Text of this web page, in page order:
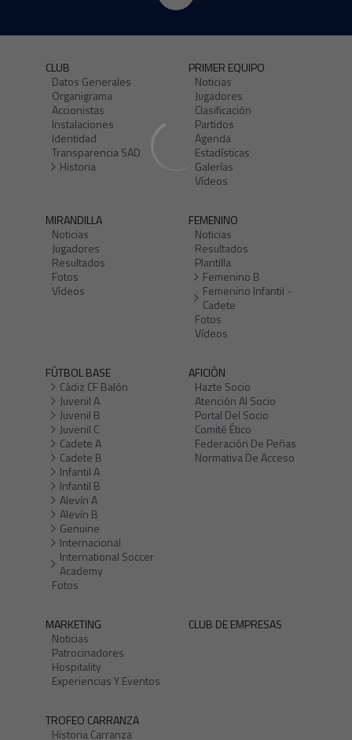
CLUB
Datos Generales
Organigrama
Accionistas
Instalaciones
Identidad
Transparencia SAD
Historia
PRIMER EQUIPO
Noticias
Jugadores
Clasificación
Partidos
Agenda
Estadísticas
Galerías
Vídeos
MIRANDILLA
Noticias
Jugadores
Resultados
Fotos
Vídeos
FEMENINO
Noticias
Resultados
Plantilla
Femenino B
Femenino Infantil -
Cadete
Fotos
Vídeos
FÚTBOL BASE
Cádiz CF Balón
Juvenil A
Juvenil B
Juvenil C
Cadete A
Cadete B
Infantil A
Infantil B
Alevín A
Alevín B
Genuine
Internacional
International Soccer
Academy
Fotos
AFICIÓN
Hazte Socio
Atención Al Socio
Portal Del Socio
Comité Ético
Federación De Peñas
Normativa De Acceso
MARKETING
Noticias
Patrocinadores
Hospitality
Experiencias Y Eventos
CLUB DE EMPRESAS
TROFEO CARRANZA
Historia Carranza